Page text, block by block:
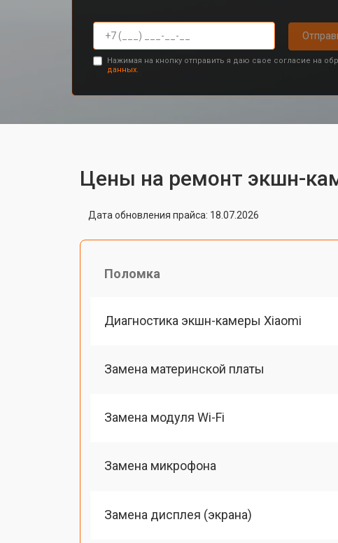
Нажимая на кнопку отправить я даю свое согласие на
данных.
Цены на ремонт экшн-
Дата обновления прайса: 18.07.2026
Поломка
Диагностика экшн-камеры Xiaomi
Замена материнской платы
Замена модуля Wi-Fi
Замена микрофона
Замена дисплея (экрана)